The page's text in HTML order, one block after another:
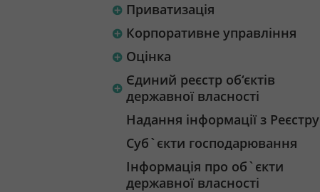
Приватизація
Корпоративне управління
Оцінка
Єдиний реєстр об‘єктів
державної власності
Надання інформації з Реєстру
Суб`єкти господарювання
Інформація про об`єкти
державної власності